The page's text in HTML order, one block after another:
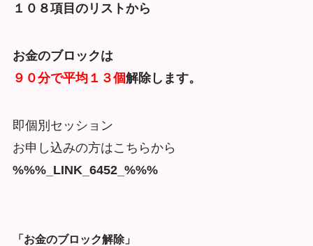
１０８項目のリストから
お金のブロックは
９０分で平均１３個解除します。
即個別セッション
お申し込みの方はこちらから
%%%_LINK_6452_%%%
「お金のブロック解除」